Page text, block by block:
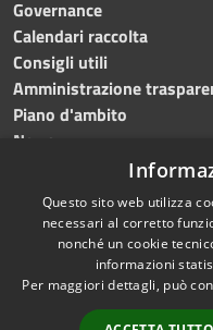
Governance
Calendari raccolta
Consigli utili
Amministrazione
Piano d'ambito
News
Accessibilità
Questo sito web utilizza
necessari al corretto
nonché un cookie
informazioni
Per maggiori dettagli, può